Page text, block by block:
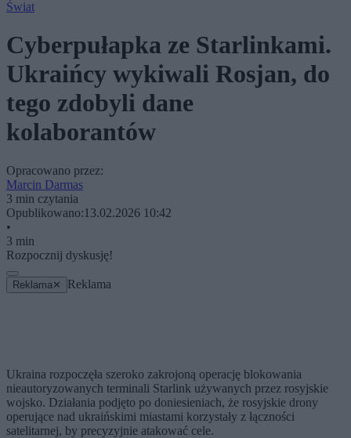
Świat
Cyberpułapka ze Starlinkami.
Ukraińcy wykiwali Rosjan, do
tego zdobyli dane
kolaborantów
Opracowano przez:
Marcin Darmas
3 min czytania
Opublikowano:13.02.2026 10:42
•
3 min
Rozpocznij dyskusję!
Reklama ✕ Reklama
Ukraina rozpoczęła szeroko zakrojoną operację blokowania
nieautoryzowanych terminali Starlink używanych przez rosyjskie
wojsko. Działania podjęto po doniesieniach, że rosyjskie drony
operujące nad ukraińskimi miastami korzystały z łączności
satelitarnej, by precyzyjnie atakować cele.